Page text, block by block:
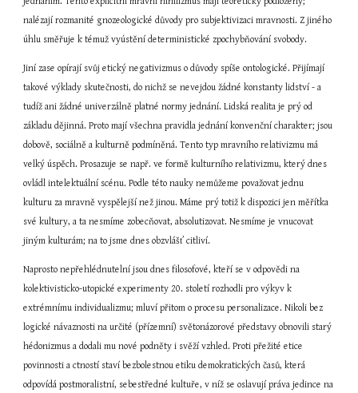
nalézají rozmanité gnozeologické důvody pro subjektivizaci mravnosti. Z jiného
úhlu směřuje k témuž vyústění deterministické zpochybňování svobody.
Jiní zase opírají svůj etický negativizmus o důvody spíše ontologické. Přijímají
takové výklady skutečnosti, do nichž se nevejdou žádné konstanty lidství - a
tudíž ani žádné univerzálně platné normy jednání. Lidská realita je prý od
základu dějinná. Proto mají všechna pravidla jednání konvenční charakter; jsou
dobově, sociálně a kulturně podmíněná. Tento typ mravního relativizmu má
velký úspěch. Prosazuje se např. ve formě kulturního relativizmu, který dnes
ovládl intelektuální scénu. Podle této nauky nemůžeme považovat jednu
kulturu za mravně vyspělejší než jinou. Máme prý totiž k dispozici jen měřítka
své kultury, a ta nesmíme zobecňovat, absolutizovat. Nesmíme je vnucovat
jiným kulturám; na to jsme dnes obzvlášť citliví.
Naprosto nepřehlédnutelní jsou dnes filosofové, kteří se v odpovědi na
kolektivisticko-utopické experimenty 20. století rozhodli pro výkyv k
extrémnímu individualizmu; mluví přitom o procesu personalizace. Nikoli bez
logické návaznosti na určité (přízemní) světonázorové představy obnovili starý
hédonizmus a dodali mu nové podněty i svěží vzhled. Proti přežité etice
povinnosti a ctností staví bezbolestnou etiku demokratických časů, která
odpovídá postmoralistní, sebestředné kultuře, v níž se oslavují práva jedince na